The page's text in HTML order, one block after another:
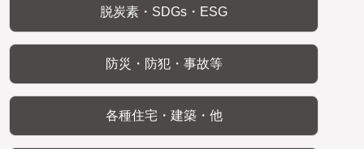
脱炭素・SDGs・ESG
防災・防犯・事故等
各種住宅・建築・他